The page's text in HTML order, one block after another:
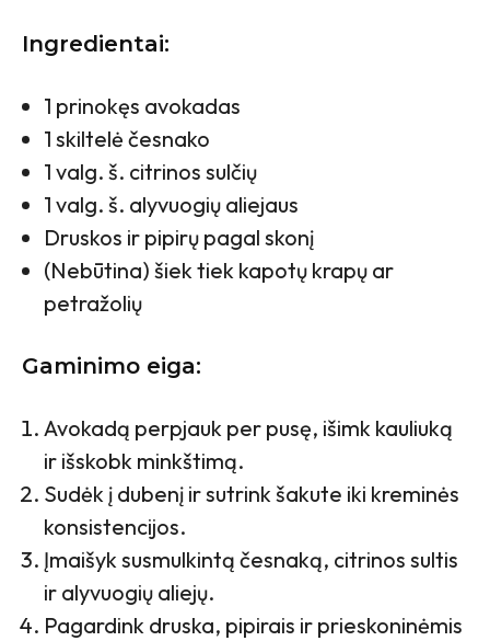
Ingredientai:
1 prinokęs avokadas
1 skiltelė česnako
1 valg. š. citrinos sulčių
1 valg. š. alyvuogių aliejaus
Druskos ir pipirų pagal skonį
(Nebūtina) šiek tiek kapotų krapų ar
petražolių
Gaminimo eiga:
Avokadą perpjauk per pusę, išimk kauliuką
ir išskobk minkštimą.
Sudėk į dubenį ir sutrink šakute iki kreminės
konsistencijos.
Įmaišyk susmulkintą česnaką, citrinos sultis
ir alyvuogių aliejų.
Pagardink druska, pipirais ir prieskoninėmis